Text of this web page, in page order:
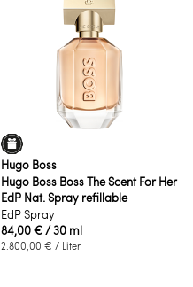
Hugo Boss
Hugo Boss Boss The Scent For Her
EdP Nat. Spray refillable
EdP Spray
84,00 €/ 30 ml
2.800,00 € / Liter